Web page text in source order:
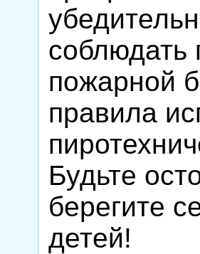
соблюдать
пожарной
правила
Будьте
берегите
детей!